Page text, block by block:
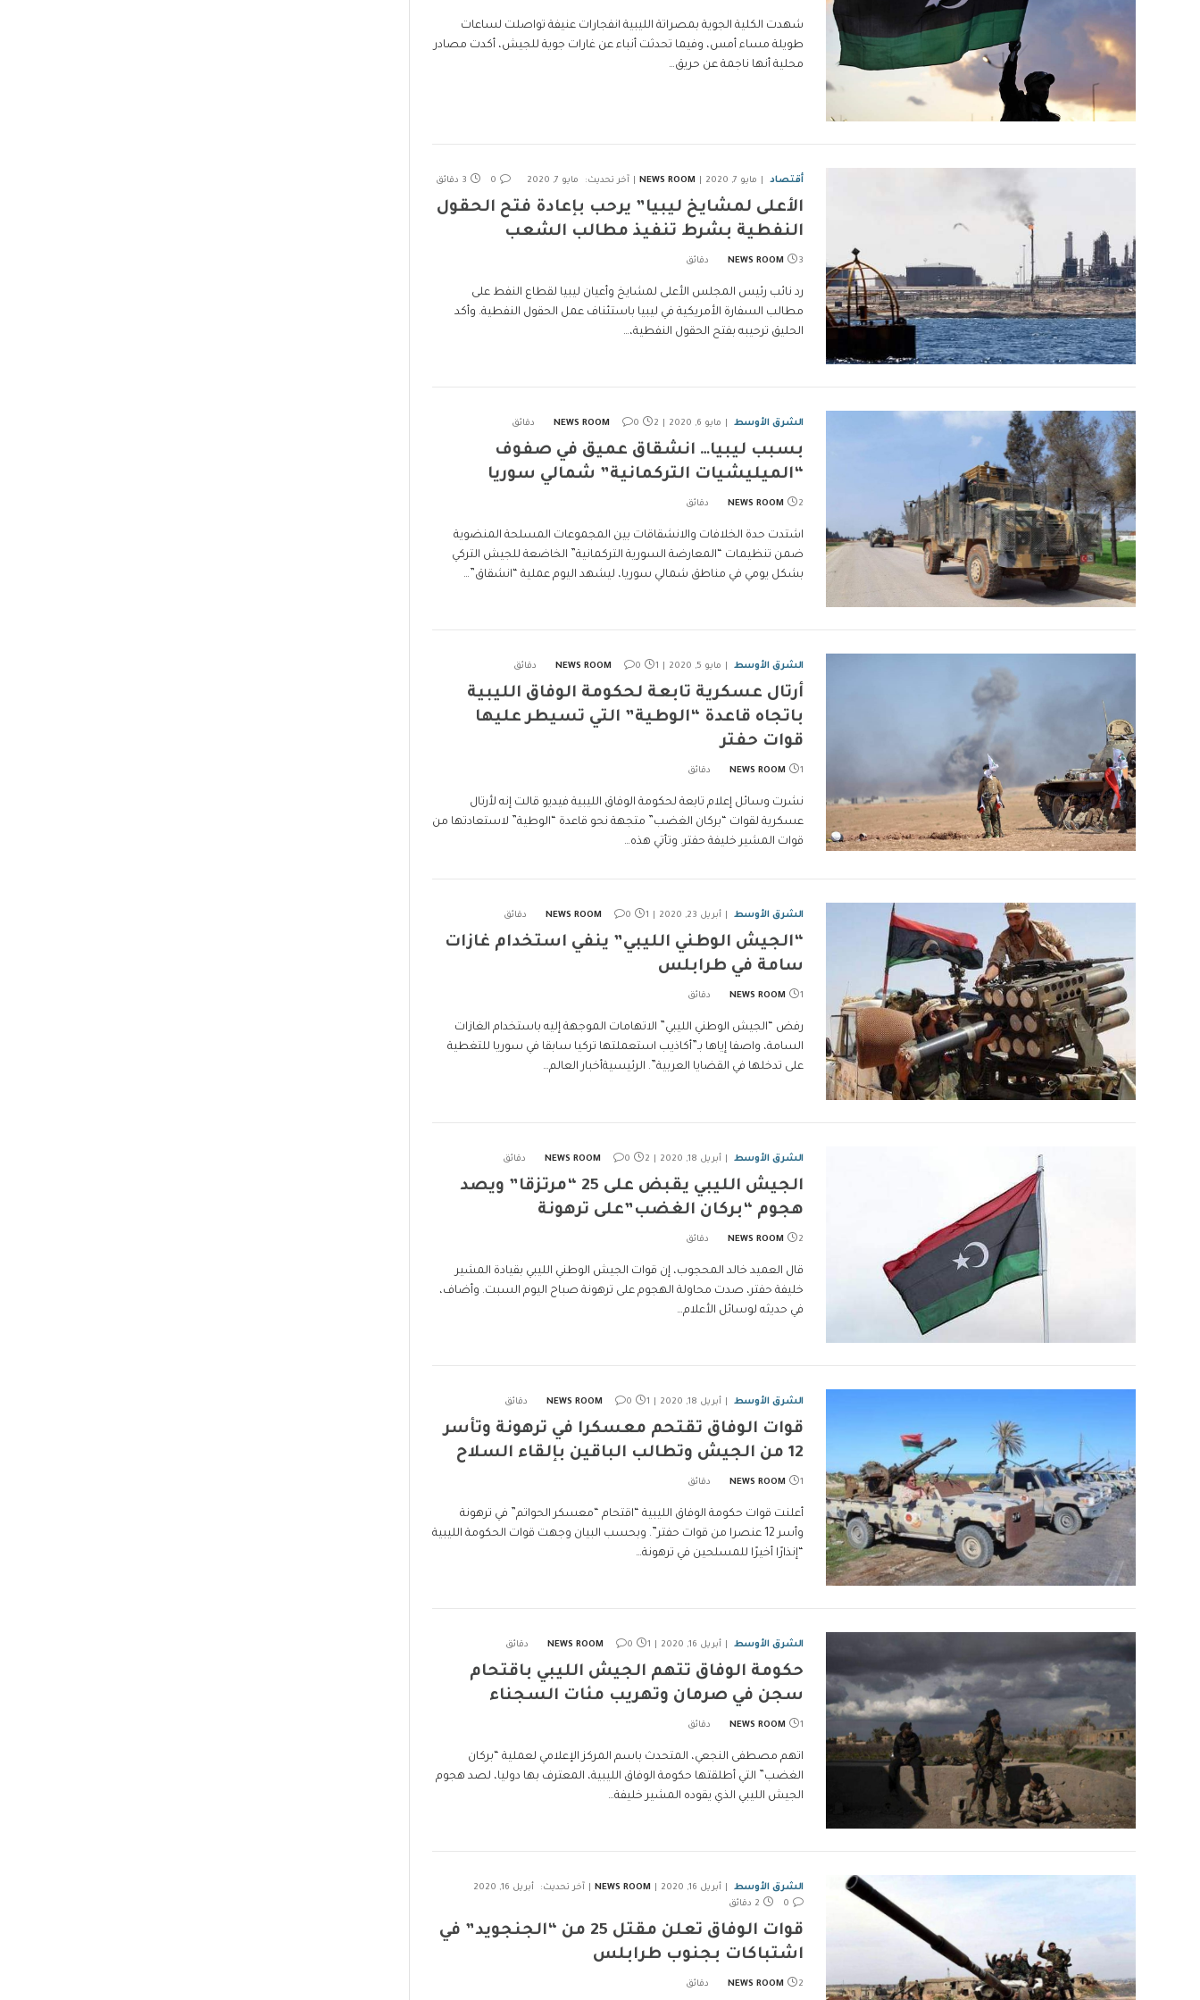
شهدت الكلية الجوية بمصراتة الليبية انفجارات عنيفة تواصلت لساعات
طويلة مساء أمس، وفيما تحدثت أنباء عن غارات جوية للجيش، أكدت مصادر
محلية أنها ناجمة عن حريق…
أقتصاد مايو 7, 2020 NEWS ROOM آخر تحديث: مايو 7, 2020 0 3 دقائق
الأعلى لمشايخ ليبيا” يرحب بإعادة فتح الحقول
النفطية بشرط تنفيذ مطالب الشعب
NEWS ROOM 3 دقائق
رد نائب رئيس المجلس الأعلى لمشايخ وأعيان ليبيا لقطاع النفط على
مطالب السفارة الأمريكية في ليبيا باستئناف عمل الحقول النفطية. وأكد
الحليق ترحيبه بفتح الحقول النفطية،…
الشرق الأوسط مايو 6, 2020 NEWS ROOM 0 2 دقائق
بسبب ليبيا… انشقاق عميق في صفوف
“الميليشيات التركمانية” شمالي سوريا
NEWS ROOM 2 دقائق
اشتدت حدة الخلافات والانشقاقات بين المجموعات المسلحة المنضوية
ضمن تنظيمات “المعارضة السورية التركمانية” الخاضعة للجيش التركي
بشكل يومي في مناطق شمالي سوريا، ليشهد اليوم عملية “انشقاق”…
الشرق الأوسط مايو 5, 2020 NEWS ROOM 0 1 دقائق
أرتال عسكرية تابعة لحكومة الوفاق الليبية
باتجاه قاعدة “الوطية” التي تسيطر عليها
قوات حفتر
NEWS ROOM 1 دقائق
نشرت وسائل إعلام تابعة لحكومة الوفاق الليبية فيديو قالت إنه لأرتال
عسكرية لقوات “بركان الغضب” متجهة نحو قاعدة “الوطية” لاستعادتها من
قوات المشير خليفة حفتر. وتأتي هذه…
الشرق الأوسط أبريل 23, 2020 NEWS ROOM 0 1 دقائق
“الجيش الوطني الليبي” ينفي استخدام غازات
سامة في طرابلس
NEWS ROOM 1 دقائق
رفض “الجيش الوطني الليبي” الاتهامات الموجهة إليه باستخدام الغازات
السامة، واصفا إياها بـ”أكاذيب استعملتها تركيا سابقا في سوريا للتغطية
على تدخلها في القضايا العربية”. الرئيسيةأخبار العالم…
الشرق الأوسط أبريل 18, 2020 NEWS ROOM 0 2 دقائق
الجيش الليبي يقبض على 25 “مرتزقا” ويصد
هجوم “بركان الغضب”على ترهونة
NEWS ROOM 2 دقائق
قال العميد خالد المحجوب، إن قوات الجيش الوطني الليبي بقيادة المشير
خليفة حفتر، صدت محاولة الهجوم على ترهونة صباح اليوم السبت. وأضاف،
في حديثه لوسائل الأعلام…
الشرق الأوسط أبريل 18, 2020 NEWS ROOM 0 1 دقائق
قوات الوفاق تقتحم معسكرا في ترهونة وتأسر
12 من الجيش وتطالب الباقين بإلقاء السلاح
NEWS ROOM 1 دقائق
أعلنت قوات حكومة الوفاق الليبية “اقتحام “معسكر الحواتم” في ترهونة
وأسر 12 عنصرا من قوات حفتر”. وبحسب البيان وجهت قوات الحكومة الليبية
“إنذارًا أخيرًا للمسلحين في ترهونة…
الشرق الأوسط أبريل 16, 2020 NEWS ROOM 0 1 دقائق
حكومة الوفاق تتهم الجيش الليبي باقتحام
سجن في صرمان وتهريب مئات السجناء
NEWS ROOM 1 دقائق
اتهم مصطفى النجعي، المتحدث باسم المركز الإعلامي لعملية “بركان
الغضب” التي أطلقتها حكومة الوفاق الليبية، المعترف بها دوليا، لصد هجوم
الجيش الليبي الذي يقوده المشير خليفة…
الشرق الأوسط أبريل 16, 2020 NEWS ROOM آخر تحديث:
أبريل 16, 2020
0
2 دقائق
قوات الوفاق تعلن مقتل 25 من “الجنجويد” في
اشتباكات بجنوب طرابلس
NEWS ROOM 2 دقائق